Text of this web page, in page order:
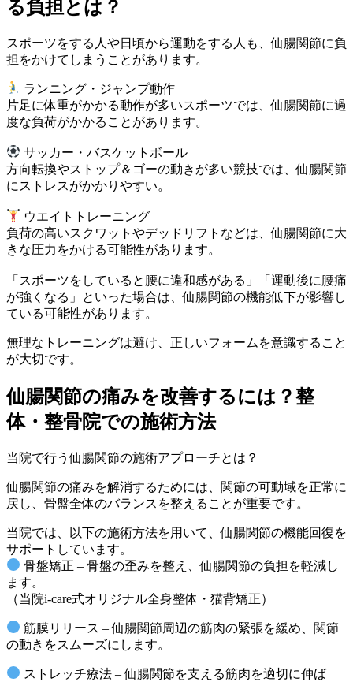
る負担とは？
スポーツをする人や日頃から運動をする人も、仙腸関節に負
担をかけてしまうことがあります。
ランニング・ジャンプ動作
片足に体重がかかる動作が多いスポーツでは、仙腸関節に過
度な負荷がかかることがあります。
サッカー・バスケットボール
方向転換やストップ＆ゴーの動きが多い競技では、仙腸関節
にストレスがかかりやすい。
ウエイトトレーニング
負荷の高いスクワットやデッドリフトなどは、仙腸関節に大
きな圧力をかける可能性があります。
「スポーツをしていると腰に違和感がある」「運動後に腰痛
が強くなる」といった場合は、仙腸関節の機能低下が影響し
ている可能性があります。
無理なトレーニングは避け、正しいフォームを意識すること
が大切です。
仙腸関節の痛みを改善するには？整
体・整骨院での施術方法
当院で行う仙腸関節の施術アプローチとは？
仙腸関節の痛みを解消するためには、関節の可動域を正常に
戻し、骨盤全体のバランスを整えることが重要です。
当院では、以下の施術方法を用いて、仙腸関節の機能回復を
サポートしています。
骨盤矯正 – 骨盤の歪みを整え、仙腸関節の負担を軽減し
ます。
（当院i-care式オリジナル全身整体・猫背矯正）
筋膜リリース – 仙腸関節周辺の筋肉の緊張を緩め、関節
の動きをスムーズにします。
ストレッチ療法 – 仙腸関節を支える筋肉を適切に伸ば